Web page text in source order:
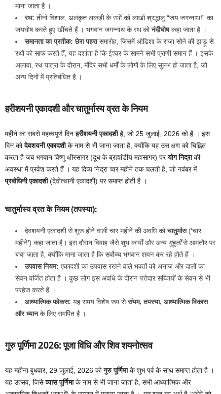
माना जाता है ।
रथ: तीनों विशाल, अलंकृत लकड़ी के रथों को लाखों श्रद्धालु “जय जगन्नाथ!” का
जयघोष करते हुए खींचते हैं । भगवान जगन्नाथ के रथ कोनंदीघोषकहा जाता है ।
समानता का प्रतीक: छेरा पहरासमारोह, जिसमें ओडिशा के राजा सोने की झाड़ू से
रथों को साफ करते हैं, यह दर्शाता है कि ईश्वर के सामने सभी प्राणी समान हैं । इसके
अलावा, रथ यात्रा के दौरान, मंदिर सभी धर्मों के लोगों के लिए सुलभ हो जाता है, जो
अन्य दिनों में प्रतिबंधित है ।
हरीशयनी एकादशी और चातुर्मास्य व्रत के नियम
महीने का सबसे महत्वपूर्ण दिनहरीशयनी एकादशीहै, जो 25 जुलाई, 2026 को है । इस
दिन कोदेवशयनी एकादशीके नाम से भी जाना जाता है, क्योंकि यह उस क्षण को चिह्नित
करता है जब भगवान विष्णु क्षीरसागर (दूध के ब्रह्मांडीय महासागर) परयोग निद्राकी
अवस्था में प्रवेश करते हैं । यह दिव्य निद्रा चार महीने तक चलती है, जो नवंबर में
प्रबोधिनी एकादशी(देवोत्थानी एकादशी) पर समाप्त होती है ।
चातुर्मास्य व्रत के नियम (तपस्या):
देवशयनी एकादशी से शुरू होने वाली चार महीने की अवधि कोचातुर्मास(‘चार
महीने’) कहा जाता है। इस दौरान विवाह जैसे शुभ कार्यों और अन्य मुहूर्तोंसे आमतौर पर
बचा जाता है, क्योंकि माना जाता है कि सर्वोच्च भगवान शयन कर रहे होते हैं ।
उपवास नियम: एकादशी का उपवास रखने वाले भक्तों को अनाज और दालों का
सेवन वर्जित होता है । कुछ लोग इस अवधि के दौरान पत्तेदार सब्जियों के सेवन से भी
परहेज करते हैं ।
आध्यात्मिक फोकस: यह समय विशेष रूप सेसंयम, तपस्या, आध्यात्मिक विकास
और ध्यानके लिए समर्पित है ।
गुरु पूर्णिमा 2026: पूजा विधि और शिव शयनोत्सव
यह महीना बुधवार, 29 जुलाई, 2026 कोगुरु पूर्णिमाके शुभ पर्व के साथ समाप्त होता है ।
यह उत्सव, जिसेव्यास पूर्णिमाके नाम से भी जाना जाता है, सभी आध्यात्मिक और